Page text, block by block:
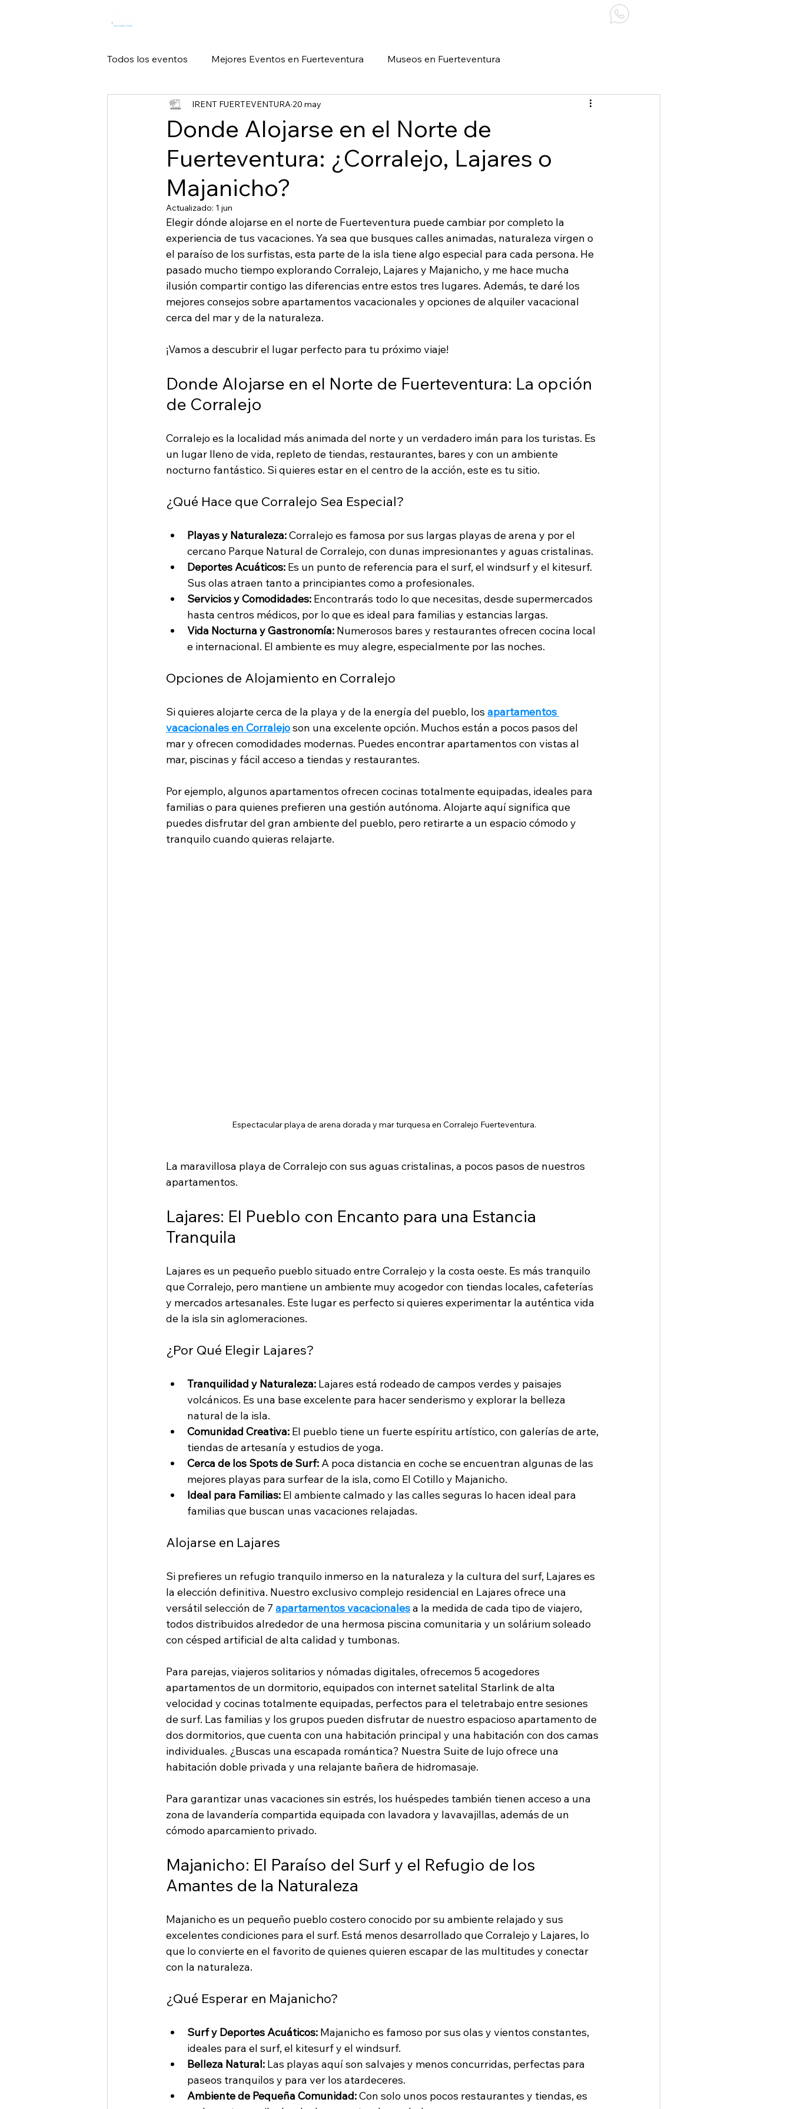
Todos los eventos Mejores Eventos en Fuerteventura Museos en Fuerteventura
Guía de Viaje de Fuerteventura Dónde Alojarse
Donde Alojarse en el Norte de
Fuerteventura: ¿Corralejo, Lajares o
Majanicho?
IRENT FUERTEVENTURA 20 may
Actualizado: 1 jun
Elegir dónde alojarse en el norte de Fuerteventura puede cambiar por completo la
experiencia de tus vacaciones. Ya sea que busques calles animadas, naturaleza virgen o
el paraíso de los surfistas, esta parte de la isla tiene algo especial para cada persona. He
pasado mucho tiempo explorando Corralejo, Lajares y Majanicho, y me hace mucha
ilusión compartir contigo las diferencias entre estos tres lugares. Además, te daré los
mejores consejos sobre apartamentos vacacionales y opciones de alquiler vacacional
cerca del mar y de la naturaleza.
¡Vamos a descubrir el lugar perfecto para tu próximo viaje!
Donde Alojarse en el Norte de Fuerteventura: La opción
de Corralejo
Corralejo es la localidad más animada del norte y un verdadero imán para los turistas. Es
un lugar lleno de vida, repleto de tiendas, restaurantes, bares y con un ambiente
nocturno fantástico. Si quieres estar en el centro de la acción, este es tu sitio.
¿Qué Hace que Corralejo Sea Especial?
Playas y Naturaleza: Corralejo es famosa por sus largas playas de arena y por el
cercano Parque Natural de Corralejo, con dunas impresionantes y aguas cristalinas.
Deportes Acuáticos: Es un punto de referencia para el surf, el windsurf y el kitesurf.
Sus olas atraen tanto a principiantes como a profesionales.
Servicios y Comodidades: Encontrarás todo lo que necesitas, desde supermercados
hasta centros médicos, por lo que es ideal para familias y estancias largas.
Vida Nocturna y Gastronomía: Numerosos bares y restaurantes ofrecen cocina local
e internacional. El ambiente es muy alegre, especialmente por las noches.
Opciones de Alojamiento en Corralejo
Si quieres alojarte cerca de la playa y de la energía del pueblo, los apartamentos
vacacionales en Corralejo son una excelente opción. Muchos están a pocos pasos del
mar y ofrecen comodidades modernas. Puedes encontrar apartamentos con vistas al
mar, piscinas y fácil acceso a tiendas y restaurantes.
Por ejemplo, algunos apartamentos ofrecen cocinas totalmente equipadas, ideales para
familias o para quienes prefieren una gestión autónoma. Alojarte aquí significa que
puedes disfrutar del gran ambiente del pueblo, pero retirarte a un espacio cómodo y
tranquilo cuando quieras relajarte.
Espectacular playa de arena dorada y mar turquesa en Corralejo Fuerteventura.
La maravillosa playa de Corralejo con sus aguas cristalinas, a pocos pasos de nuestros
apartamentos.
Lajares: El Pueblo con Encanto para una Estancia
Tranquila
Lajares es un pequeño pueblo situado entre Corralejo y la costa oeste. Es más tranquilo
que Corralejo, pero mantiene un ambiente muy acogedor con tiendas locales, cafeterías
y mercados artesanales. Este lugar es perfecto si quieres experimentar la auténtica vida
de la isla sin aglomeraciones.
¿Por Qué Elegir Lajares?
Tranquilidad y Naturaleza: Lajares está rodeado de campos verdes y paisajes
volcánicos. Es una base excelente para hacer senderismo y explorar la belleza
natural de la isla.
Comunidad Creativa: El pueblo tiene un fuerte espíritu artístico, con galerías de arte,
tiendas de artesanía y estudios de yoga.
Cerca de los Spots de Surf: A poca distancia en coche se encuentran algunas de las
mejores playas para surfear de la isla, como El Cotillo y Majanicho.
Ideal para Familias: El ambiente calmado y las calles seguras lo hacen ideal para
familias que buscan unas vacaciones relajadas.
Alojarse en Lajares
Si prefieres un refugio tranquilo inmerso en la naturaleza y la cultura del surf, Lajares es
la elección definitiva. Nuestro exclusivo complejo residencial en Lajares ofrece una
versátil selección de 7 apartamentos vacacionales a la medida de cada tipo de viajero,
todos distribuidos alrededor de una hermosa piscina comunitaria y un solárium soleado
con césped artificial de alta calidad y tumbonas.
Para parejas, viajeros solitarios y nómadas digitales, ofrecemos 5 acogedores
apartamentos de un dormitorio, equipados con internet satelital Starlink de alta
velocidad y cocinas totalmente equipadas, perfectos para el teletrabajo entre sesiones
de surf. Las familias y los grupos pueden disfrutar de nuestro espacioso apartamento de
dos dormitorios, que cuenta con una habitación principal y una habitación con dos camas
individuales. ¿Buscas una escapada romántica? Nuestra Suite de lujo ofrece una
habitación doble privada y una relajante bañera de hidromasaje.
Para garantizar unas vacaciones sin estrés, los huéspedes también tienen acceso a una
zona de lavandería compartida equipada con lavadora y lavavajillas, además de un
cómodo aparcamiento privado.
Majanicho: El Paraíso del Surf y el Refugio de los
Amantes de la Naturaleza
Majanicho es un pequeño pueblo costero conocido por su ambiente relajado y sus
excelentes condiciones para el surf. Está menos desarrollado que Corralejo y Lajares, lo
que lo convierte en el favorito de quienes quieren escapar de las multitudes y conectar
con la naturaleza.
¿Qué Esperar en Majanicho?
Surf y Deportes Acuáticos: Majanicho es famoso por sus olas y vientos constantes,
ideales para el surf, el kitesurf y el windsurf.
Belleza Natural: Las playas aquí son salvajes y menos concurridas, perfectas para
paseos tranquilos y para ver los atardeceres.
Ambiente de Pequeña Comunidad: Con solo unos pocos restaurantes y tiendas, es